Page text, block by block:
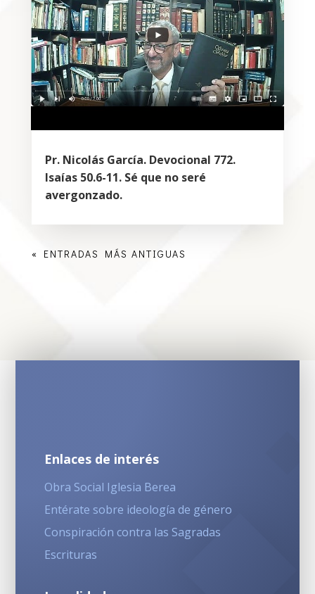
Pr. Nicolás García. Devocional 772.
Isaías 50.6-11. Sé que no seré
avergonzado.
« ENTRADAS MÁS ANTIGUAS
Enlaces de interés
Obra Social Iglesia Berea
Entérate sobre ideología de género
Conspiración contra las Sagradas
Escrituras